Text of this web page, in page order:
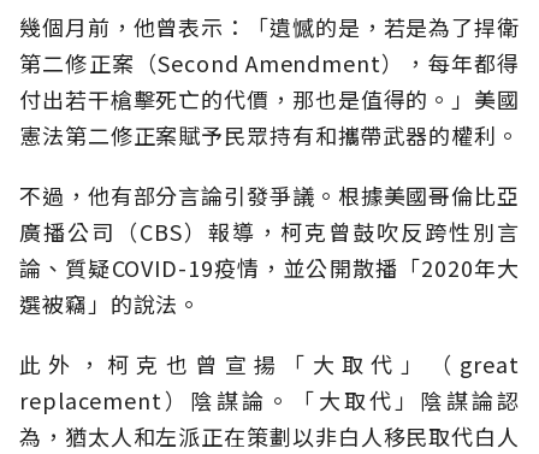
幾個月前，他曾表示：「遺憾的是，若是為了捍衛
第二修正案（Second Amendment），每年都得
付出若干槍擊死亡的代價，那也是值得的。」美國
憲法第二修正案賦予民眾持有和攜帶武器的權利。
不過，他有部分言論引發爭議。根據美國哥倫比亞
廣播公司（CBS）報導，柯克曾鼓吹反跨性別言
論、質疑COVID-19疫情，並公開散播「2020年大
選被竊」的說法。
此外，柯克也曾宣揚「大取代」（great
replacement）陰謀論。「大取代」陰謀論認
為，猶太人和左派正在策劃以非白人移民取代白人